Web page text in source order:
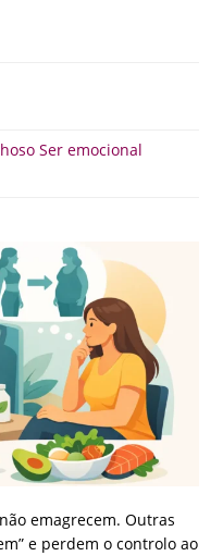
Ser emocional
emagrecem. Outras
e perdem o controlo ao